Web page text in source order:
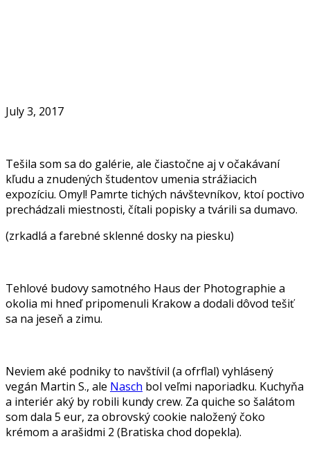
July 3, 2017
Tešila som sa do galérie, ale čiastočne aj v očakávaní
kľudu a znudených študentov umenia strážiacich
expozíciu. Omyl! Pamrte tichých návštevníkov, ktoí poctivo
prechádzali miestnosti, čítali popisky a tvárili sa dumavo.
(zrkadlá a farebné sklenné dosky na piesku)
Tehlové budovy samotného Haus der Photographie a
okolia mi hneď pripomenuli Krakow a dodali dôvod tešiť
sa na jeseň a zimu.
Neviem aké podniky to navštívil (a ofrflal) vyhlásený
vegán Martin S., ale Nasch bol veľmi naporiadku. Kuchyňa
a interiér aký by robili kundy crew. Za quiche so šalátom
som dala 5 eur, za obrovský cookie naložený čoko
krémom a arašidmi 2 (Bratiska chod dopekla).